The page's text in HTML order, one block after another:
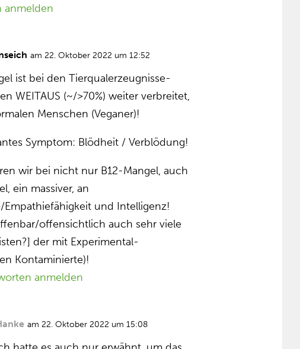
anmelden
am 22. Oktober 2022 um 12:52
ist bei den Tierqualerzeugnisse-
WEITAUS (~/>70%) weiter verbreitet,
Menschen (Veganer)!
Symptom: Blödheit / Verblödung!
wir bei nicht nur B12-Mangel, auch
ein massiver, an
Empathiefähigkeit und Intelligenz!
offensichtlich auch sehr viele
der mit Experimental-
Kontaminierte)!
anmelden
am 22. Oktober 2022 um 15:08